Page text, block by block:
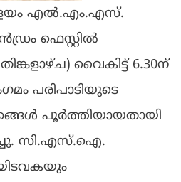
എല്‍.എം.എസ്.
ഫെസ്റ്റില്‍
വൈകിട്ട് 6.30ന്
പരിപാടിയുടെ
പൂര്‍ത്തിയായതായി
സി.എസ്.ഐ.